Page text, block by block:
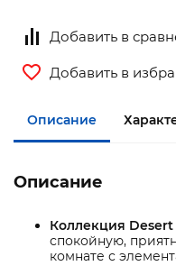
Добавить в
Добавить в
Описание
Описание
Коллекция Desert
спокойную,
комнате с